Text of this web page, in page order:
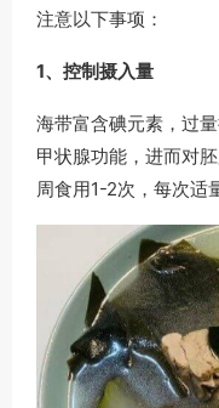
注意以下事项：
1、控制摄入量
海带富含碘元素，过
甲状腺功能，进而对
周食用1-2次，每次适